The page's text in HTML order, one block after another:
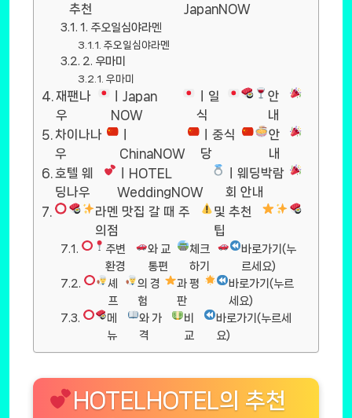
추천
JapanNOW
1. 주오일심야라멘
주오일심야라멘
2. 우마미
우마미
재팬나
우
ㅣJapan
NOW
ㅣ일
식
안
내
차이나나
우
ChinaNOW
ㅣ중식
당
안
내
호텔 웨
딩나우
ㅣHOTEL
WeddingNOW
ㅣ웨딩박람
회 안내
라멘 맛집 갈 때 주
의점
및 추천
팁
주변
환경
와 교
통편
체크
하기
바로가기(누
르세요)
셰
프
의 경
험
과 평
판
바로가기(누르
세요)
메
뉴
와 가
격
비
교
바로가기(누르세
요)
HOTELHOTEL의 추천